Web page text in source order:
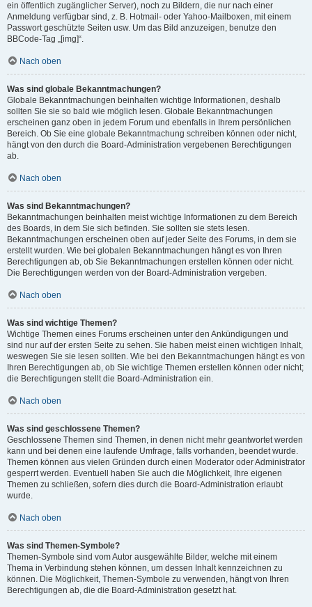
ein öffentlich zugänglicher Server), noch zu Bildern, die nur nach einer
Anmeldung verfügbar sind, z. B. Hotmail- oder Yahoo-Mailboxen, mit einem
Passwort geschützte Seiten usw. Um das Bild anzuzeigen, benutze den
BBCode-Tag „[img]“.
Nach oben
Was sind globale Bekanntmachungen?
Globale Bekanntmachungen beinhalten wichtige Informationen, deshalb
sollten Sie sie so bald wie möglich lesen. Globale Bekanntmachungen
erscheinen ganz oben in jedem Forum und ebenfalls in Ihrem persönlichen
Bereich. Ob Sie eine globale Bekanntmachung schreiben können oder nicht,
hängt von den durch die Board-Administration vergebenen Berechtigungen
ab.
Nach oben
Was sind Bekanntmachungen?
Bekanntmachungen beinhalten meist wichtige Informationen zu dem Bereich
des Boards, in dem Sie sich befinden. Sie sollten sie stets lesen.
Bekanntmachungen erscheinen oben auf jeder Seite des Forums, in dem sie
erstellt wurden. Wie bei globalen Bekanntmachungen hängt es von Ihren
Berechtigungen ab, ob Sie Bekanntmachungen erstellen können oder nicht.
Die Berechtigungen werden von der Board-Administration vergeben.
Nach oben
Was sind wichtige Themen?
Wichtige Themen eines Forums erscheinen unter den Ankündigungen und
sind nur auf der ersten Seite zu sehen. Sie haben meist einen wichtigen Inhalt,
weswegen Sie sie lesen sollten. Wie bei den Bekanntmachungen hängt es von
Ihren Berechtigungen ab, ob Sie wichtige Themen erstellen können oder nicht;
die Berechtigungen stellt die Board-Administration ein.
Nach oben
Was sind geschlossene Themen?
Geschlossene Themen sind Themen, in denen nicht mehr geantwortet werden
kann und bei denen eine laufende Umfrage, falls vorhanden, beendet wurde.
Themen können aus vielen Gründen durch einen Moderator oder Administrator
gesperrt werden. Eventuell haben Sie auch die Möglichkeit, Ihre eigenen
Themen zu schließen, sofern dies durch die Board-Administration erlaubt
wurde.
Nach oben
Was sind Themen-Symbole?
Themen-Symbole sind vom Autor ausgewählte Bilder, welche mit einem
Thema in Verbindung stehen können, um dessen Inhalt kennzeichnen zu
können. Die Möglichkeit, Themen-Symbole zu verwenden, hängt von Ihren
Berechtigungen ab, die die Board-Administration gesetzt hat.